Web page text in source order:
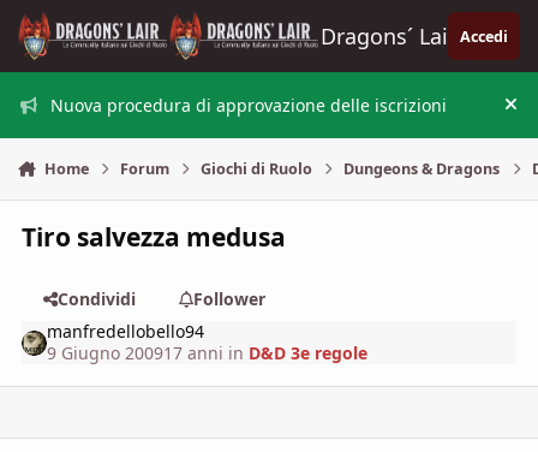
Vai al contenuto
Dragons´ Lair Accedi
Nuova procedura di approvazione delle iscrizioni
Home Forum Giochi di Ruolo Dungeons & Dragons
Tiro salvezza medusa
Condividi
Follower
manfredellobello94
9 Giugno 200917 anni in D&D 3e regole